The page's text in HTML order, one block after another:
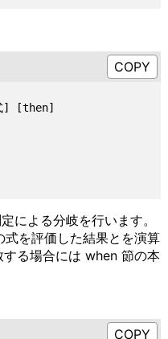
[then]
による分岐を行います。
を評価した結果とを演算
る場合には when 節の本